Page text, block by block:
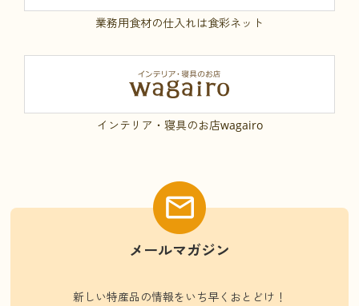
業務用食材の仕入れは食彩ネット
インテリア・寝具のお店wagairo
メールマガジン
新しい特産品の情報をいち早くおとどけ！